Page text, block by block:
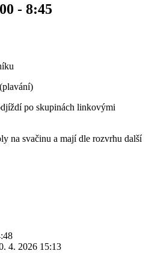
- 8:45
po skupinách linkovými
na svačinu a mají dle rozvrhu další
4. 2026 15:13